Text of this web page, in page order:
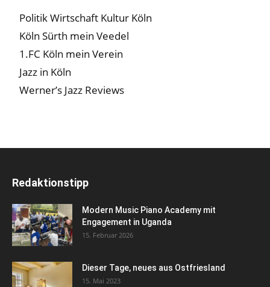
Politik Wirtschaft Kultur Köln
Köln Sürth mein Veedel
1.FC Köln mein Verein
Jazz in Köln
Werner’s Jazz Reviews
Redaktionstipp
Modern Music Piano Academy mit
Engagement in Uganda
15. Februar 2026
Dieser Tage, neues aus Ostfriesland
15. Mai 2023